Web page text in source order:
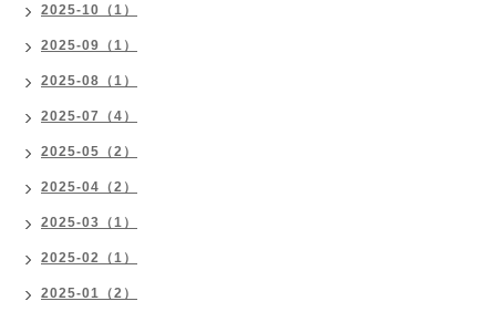
2025-10（1）
2025-09（1）
2025-08（1）
2025-07（4）
2025-05（2）
2025-04（2）
2025-03（1）
2025-02（1）
2025-01（2）